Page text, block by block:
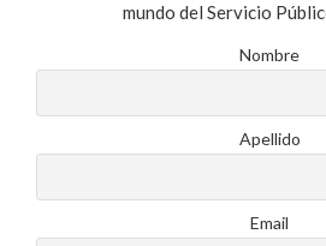
mundo del Servicio
Nombre
Apellido
Email